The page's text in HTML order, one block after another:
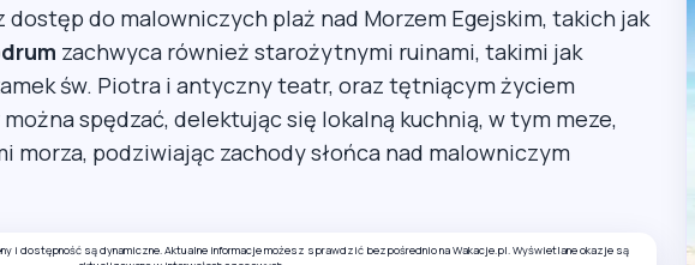
dostęp do malowniczych plaż nad Morzem Egejskim, takich jak
zachwyca również starożytnymi ruinami, takimi jak
św. Piotra i antyczny teatr, oraz tętniącym życiem
spędzać, delektując się lokalną kuchnią, w tym meze,
morza, podziwiając zachody słońca nad malowniczym
i dostępność są dynamiczne. Aktualne informacje możesz sprawdzić bezpośrednio na Wakacje.pl. Wyświetlane okazje są